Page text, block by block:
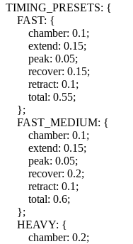
TIMING_PRESETS: {
FAST: {
chamber: 0.1 ;
extend: 0.15;
peak: 0.05;
recover: 0.15;
retract: 0.1 ;
total: 0.55;
};
FAST_MEDIUM: {
chamber: 0.1 ;
extend: 0.15;
peak: 0.05;
recover: 0.2;
retract: 0.1 ;
total: 0.6;
};
HEAVY: {
chamber: 0.2;